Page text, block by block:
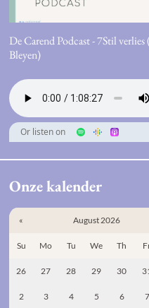
De Carend Podcast - 7Stil verlies
Bleyen)
Or listen on
Onze kalender
« August 2026
Su Mo Tu We Th
26 27 28 29 30
2 3 4 5 6 7